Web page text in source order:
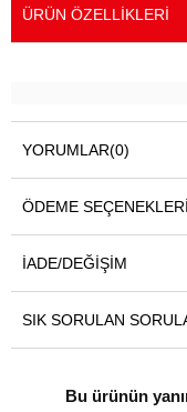
ÜRÜN ÖZELLIKLERI
YORUMLAR(0)
ÖDEME SEÇENEKLERI
İADE/DEĞIŞIM
SIK SORULAN
Bu ürünün